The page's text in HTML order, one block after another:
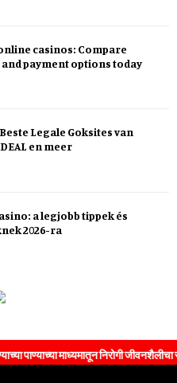
casinos: Compare
payment options today
Legale Goksites van
en meer
a legjobb tippek és
2026-ra
माध्यमातून निरोगी जीवनशैलीचा संदेश